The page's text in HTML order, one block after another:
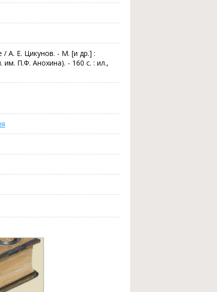
А. Е. Цикунов. - М. [и др.] :
П.Ф. Анохина). - 160 с. : ил.,